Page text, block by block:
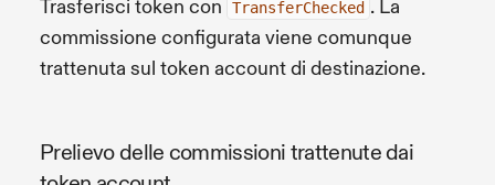
Trasferisci token con TransferChecked . La
commissione configurata viene comunque
trattenuta sul token account di destinazione.
Prelievo delle commissioni trattenute dai